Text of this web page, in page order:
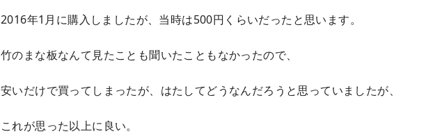
2016年1月に購入しましたが、当時は500円くらいだったと思います。
竹のまな板なんて見たことも聞いたこともなかったので、
安いだけで買ってしまったが、はたしてどうなんだろうと思っていましたが、
これが思った以上に良い。